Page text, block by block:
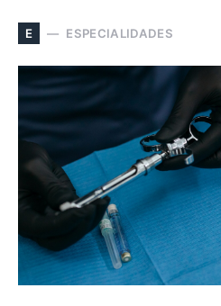
E ESPECIALIDADES